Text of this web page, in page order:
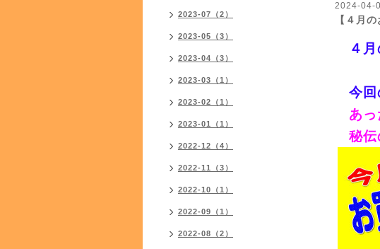
2024-04-
【４月
４月
今回
あ
秘伝
2023-07（2）
2023-05（3）
2023-04（3）
2023-03（1）
2023-02（1）
2023-01（1）
2022-12（4）
2022-11（3）
2022-10（1）
2022-09（1）
2022-08（2）